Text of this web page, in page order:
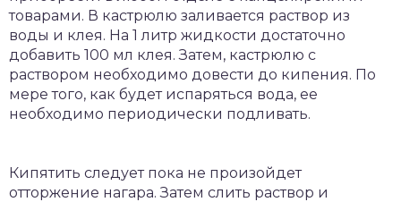
товарами. В кастрюлю заливается раствор из
воды и клея. На 1 литр жидкости достаточно
добавить 100 мл клея. Затем, кастрюлю с
раствором необходимо довести до кипения. По
мере того, как будет испаряться вода, ее
необходимо периодически подливать.
Кипятить следует пока не произойдет
отторжение нагара. Затем слить раствор и